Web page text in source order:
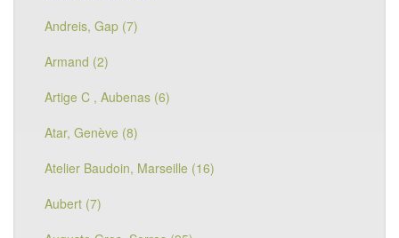
Andreis, Gap (7)
Armand (2)
Artige C , Aubenas (6)
Atar, Genève (8)
Atelier Baudoin, Marseille (16)
Aubert (7)